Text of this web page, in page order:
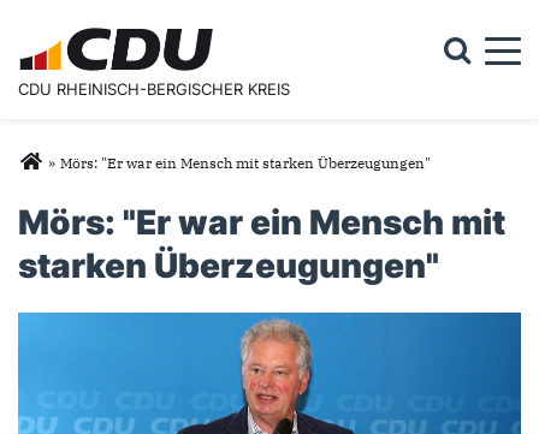
CDU RHEINISCH-BERGISCHER KREIS
Suchformular
Sie sind hier
» Mörs: "Er war ein Mensch mit starken Überzeugungen"
Mörs: "Er war ein Mensch mit
starken Überzeugungen"